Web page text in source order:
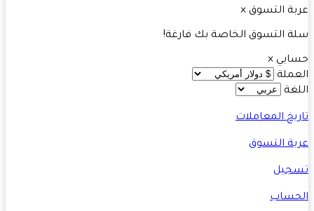
التسوق ×
التسوق الخاصة بك فارغة!
×
المعاملات
التسوق